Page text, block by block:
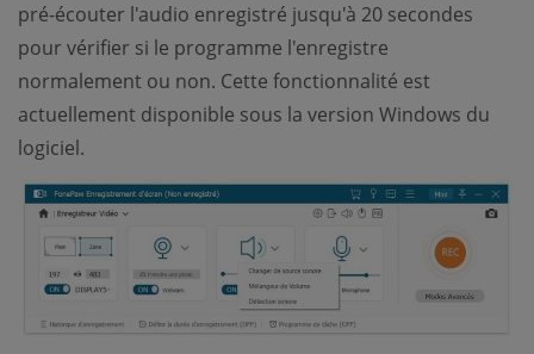
pré-écouter l'audio enregistré jusqu'à 20 secondes
pour vérifier si le programme l'enregistre
normalement ou non. Cette fonctionnalité est
actuellement disponible sous la version Windows du
logiciel.